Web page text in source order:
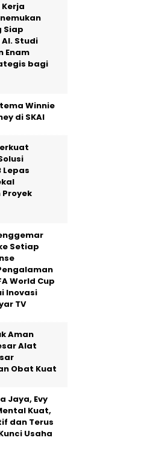
Kerja
Siap
Studi
Enam
bagi
Winnie
di SKAI
Lepas
Setiap
World Cup
Inovasi
TV
Aman
Alat
Obat Kuat
Jaya, Evy
Kuat,
dan Terus
Usaha